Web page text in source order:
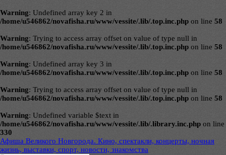
Warning: Undefined array key 2 in
/home/u546862/novafisha.ru/www/vessite/.lib/.top.inc.php on line 58
Warning: Trying to access array offset on value of type null in
/home/u546862/novafisha.ru/www/vessite/.lib/.top.inc.php on line 58
Warning: Undefined array key 3 in
/home/u546862/novafisha.ru/www/vessite/.lib/.top.inc.php on line 58
Warning: Trying to access array offset on value of type null in
/home/u546862/novafisha.ru/www/vessite/.lib/.top.inc.php on line 58
Warning: Undefined variable $text in
/home/u546862/novafisha.ru/www/vessite/.lib/.library.inc.php on line
330
Афиша Великого Новгорода. Кино, спектакли, концерты, ночная
жизнь, выставки, спорт, новости, знакомства